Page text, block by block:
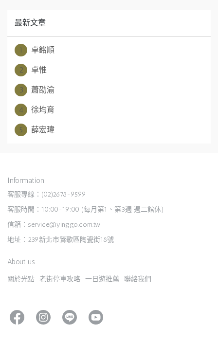
最新文章
1 卓銘順
2 卓惟
3 蕭劭渝
4 徐均育
5 薛宏瑋
Information
客服專線：(02)2678-9599
客服時間：10:00-19:00 (每月第1、第3週 週二館休)
信箱：service@yinggo.com.tw
地址：239新北市鶯歌區陶瓷街18號
About us
關於光點 老街停車攻略 一日遊推薦 聯絡我們